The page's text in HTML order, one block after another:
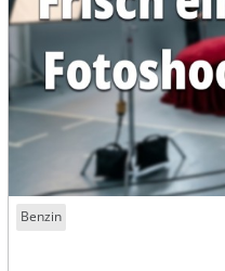
Benzin